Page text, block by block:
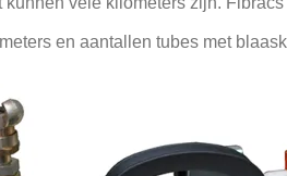
en aantallen tubes met